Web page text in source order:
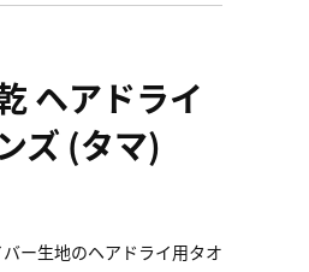
ヘアドライ
ズ (タマ)
ー生地のヘアドライ用タオ